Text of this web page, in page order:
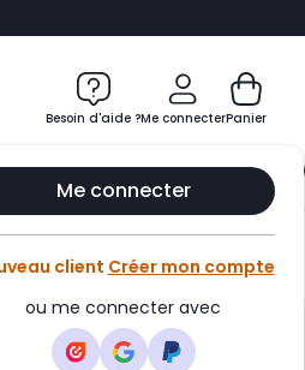
chatbot
Besoin d'aide ?Me connecter
Me connecter
client Créer mon compte
ou me connecter avec
Panier
Le Club Infinity
au panier